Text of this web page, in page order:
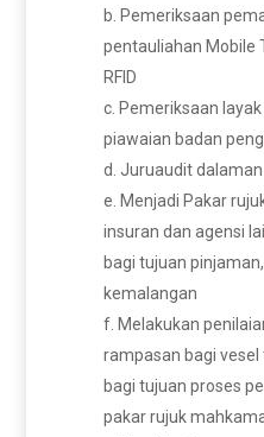
b. Pemeriksaan
pentauliahan Mobile
RFID
c. Pemeriksaan
piawaian badan
d. Juruaudit dalaman
e. Menjadi Pakar
insuran dan agensi
bagi tujuan
kemalangan
f. Melakukan
rampasan bagi
bagi tujuan proses
pakar rujuk